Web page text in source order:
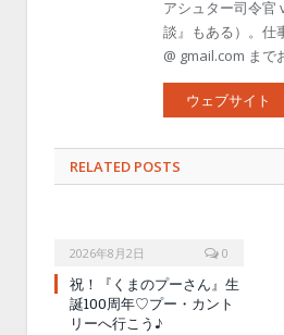
アシュター司令官
談』もある）。仕
@ gmail.com まで
ウェブサイト
RELATED POSTS
2026年8月2日 0
祝！『くまのプーさん』生
誕100周年♡プー・カント
リーへ行こう♪